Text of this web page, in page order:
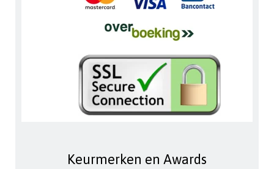
Keurmerken en Awards